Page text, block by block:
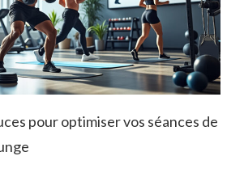
pour optimiser vos séances de